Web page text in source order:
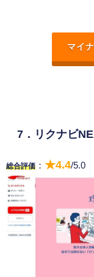
マイ
7．リクナビ
総合評価 ： ★4.4/5.0